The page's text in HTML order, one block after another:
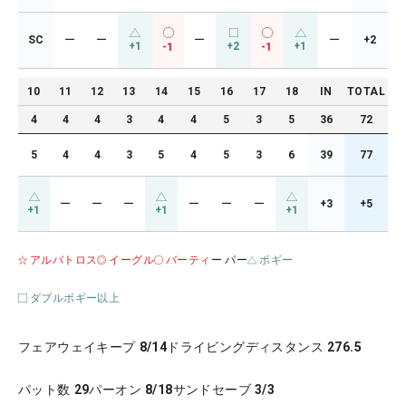
SC ー ー +1 -1
ー +2 -1 +1 ー +2
10 11 12 13 14 15 16 17 18 IN TOTAL
4 4 4 3 4 4 5 3 5 36 72
5 4 4 3 5 4 5 3 6 39 77
+1 ー ー ー +1 ー ー ー +1 +3 +5
アルバトロス イーグル バーティ ー パー ボギー
ダブルボギー以上
フェアウェイキープ 8/14 ドライビングディスタンス 276.5
パット数 29パーオン 8/18サンドセーブ 3/3